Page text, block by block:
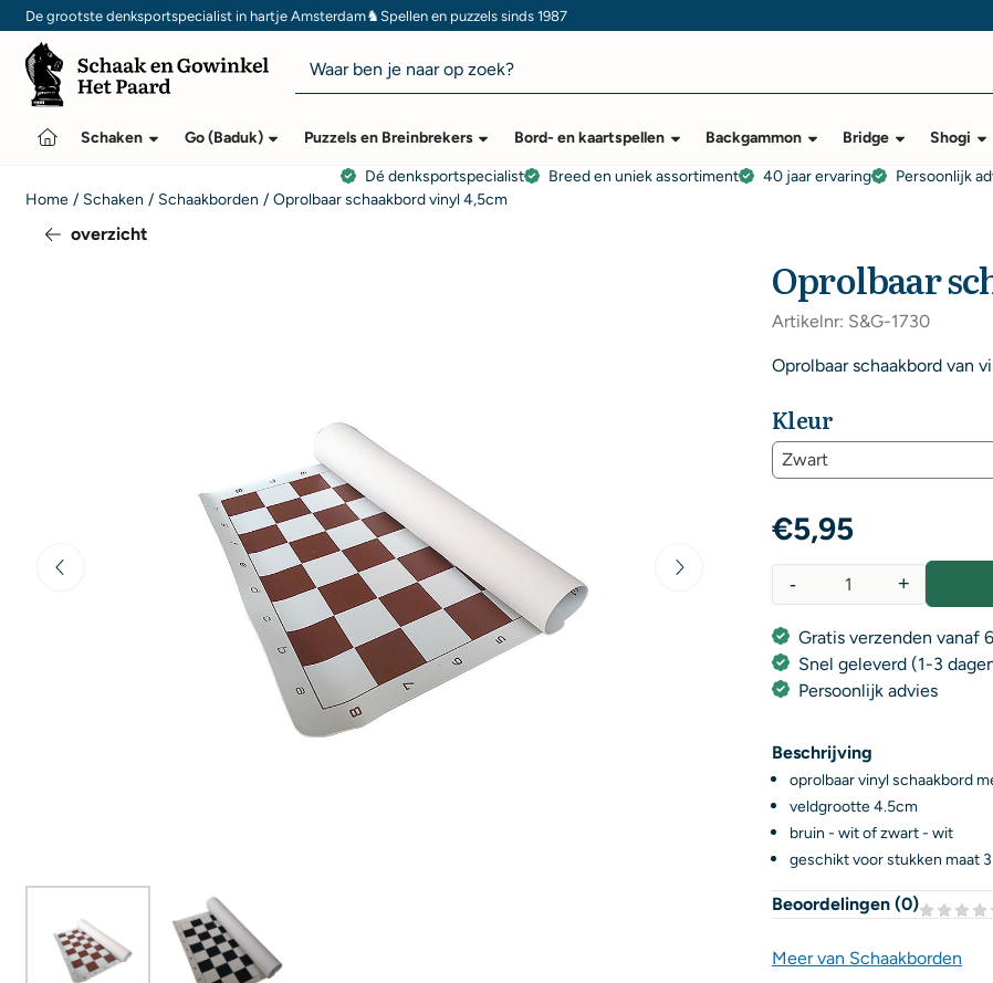
Cookievoorkeuren zijn momenteel gesloten.
De grootste denksportspecialist in hartje Amsterdam♞Spellen en puzzels sinds 1987
Zoeken
Schaken Go (Baduk) Puzzels en Breinbrekers Bord- en kaartspellen Backgammon Bridge Shogi
Dé denksportspecialist Breed en uniek assortiment 40 jaar ervaring Persoonlijk
Home / Schaken / Schaakborden / Oprolbaar schaakbord vinyl 4,5cm
overzicht
Oprolbaar
Artikelnr: S&G-1730
Oprolbaar schaakbord van
Kleur
€5,95
+
-
Gratis verzenden vanaf
Snel geleverd (1-3
Persoonlijk advies
Beschrijving
oprolbaar vinyl schaakbord
veldgrootte 4.5cm
bruin - wit of zwart - wit
geschikt voor stukken maat 3
Beoordelingen (0)
Meer van Schaakborden